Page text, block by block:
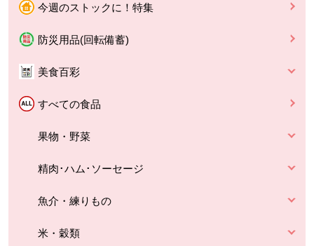
今週のストックに！特集
防災用品(回転備蓄)
美食百彩
すべての食品
果物・野菜
精肉･ハム･ソーセージ
魚介・練りもの
米・穀類